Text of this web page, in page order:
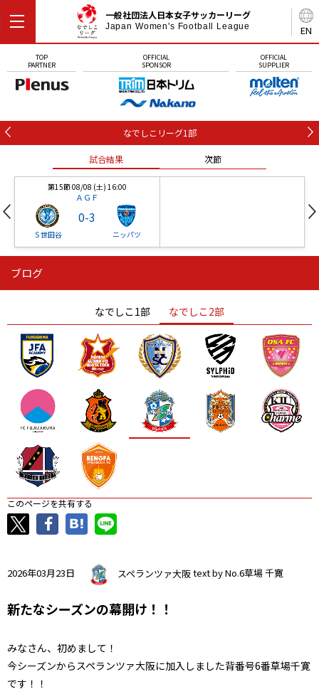
EN
一般社団法人日本女子サッカーリーグ
Japan Women's Football League
TOP
PARTNER
OFFICIAL
SPONSOR
OFFICIAL
SUPPLIER
なでしこリーグ1部
試合結果 次節
第15節 08/08 (土) 16:00
ＡＧＦ
Ｓ世田谷
0-3
ニッパツ
ニッパツ
ニッパツ 名古屋
石人の星
静岡 愛媛Ｌ
ブログ
なでしこ1部 なでしこ2部
このページを共有する
2026年03月23日 スペランツァ大阪text by No.6草場 千寛
新たなシーズンの幕開け！！
みなさん、初めまして！
今シーズンからスペランツァ大阪に加入しました背番号6番草場千寛
です！！